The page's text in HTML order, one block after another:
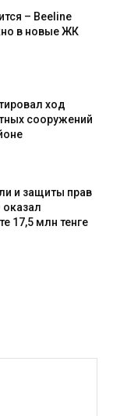
– Beeline
в новые ЖК
ход
сооружений
и защиты прав
оказал
17,5 млн тенге